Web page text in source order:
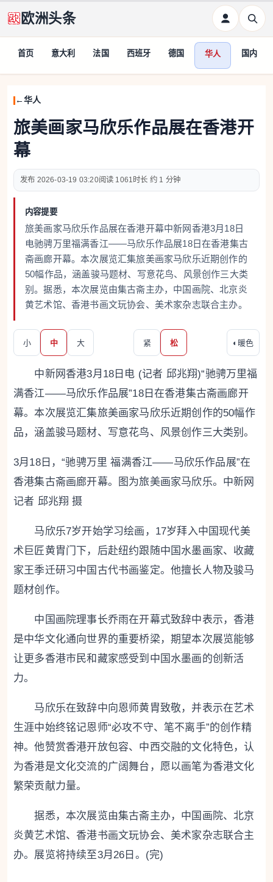
欧洲头条
首页 意大利 法国 西班牙 德国 华人 国内
华人
旅美画家马欣乐作品展在香港开
幕
2026-03-19 03:20 1061 约 1 分钟
内容提要
旅美画家马欣乐作品展在香港开幕中新网香港3月18日
电驰骋万里福满香江——马欣乐作品展18日在香港集古
斋画廊开幕。本次展览汇集旅美画家马欣乐近期创作的
50幅作品，涵盖骏马题材、写意花鸟、风景创作三大类
别。据悉，本次展览由集古斋主办，中国画院、北京炎
黄艺术馆、香港书画文玩协会、美术家杂志联合主办。
小 中 大 紧 松 ◐ 暖色
中新网香港3月18日电 (记者 邱兆翔)“驰骋万里福
满香江——马欣乐作品展”18日在香港集古斋画廊开
幕。本次展览汇集旅美画家马欣乐近期创作的50幅作
品，涵盖骏马题材、写意花鸟、风景创作三大类别。
3月18日，“驰骋万里 福满香江——马欣乐作品展”在
香港集古斋画廊开幕。图为旅美画家马欣乐。中新网
记者 邱兆翔 摄
马欣乐7岁开始学习绘画，17岁拜入中国现代美
术巨匠黄胄门下，后赴纽约跟随中国水墨画家、收藏
家王季迁研习中国古代书画鉴定。他擅长人物及骏马
题材创作。
中国画院理事长乔雨在开幕式致辞中表示，香港
是中华文化通向世界的重要桥梁，期望本次展览能够
让更多香港市民和藏家感受到中国水墨画的创新活
力。
马欣乐在致辞中向恩师黄胄致敬，并表示在艺术
生涯中始终铭记恩师“必攻不守、笔不离手”的创作精
神。他赞赏香港开放包容、中西交融的文化特色，认
为香港是文化交流的广阔舞台，愿以画笔为香港文化
繁荣贡献力量。
据悉，本次展览由集古斋主办，中国画院、北京
炎黄艺术馆、香港书画文玩协会、美术家杂志联合主
办。展览将持续至3月26日。(完)